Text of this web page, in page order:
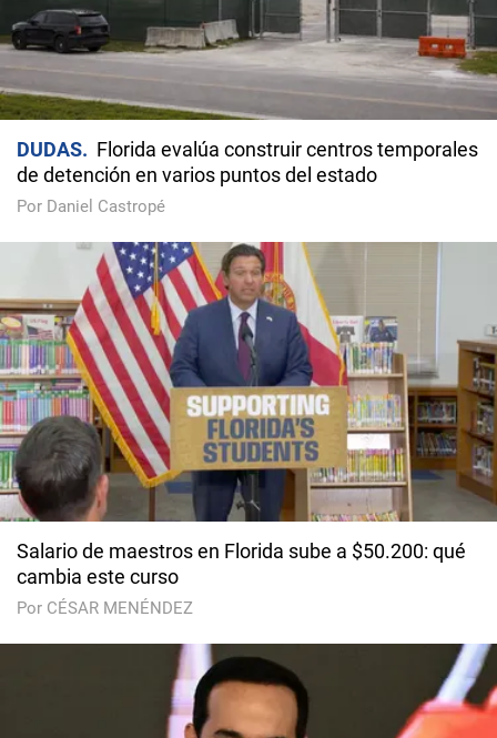
DUDAS
Florida evalúa construir centros temporales
de detención en varios puntos del estado
Por Daniel Castropé
Salario de maestros en Florida sube a $50.200: qué
cambia este curso
Por CÉSAR MENÉNDEZ